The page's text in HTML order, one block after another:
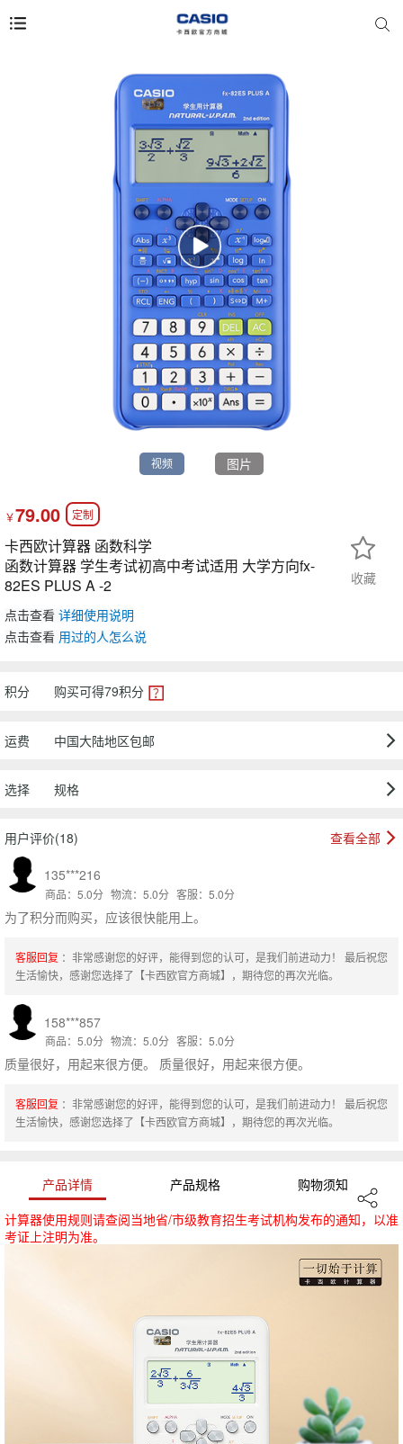
视频 图片
￥79.00 定制
卡西欧计算器 函数科学
函数计算器 学生考试初高中考试适用 大学方向fx-
82ES PLUS A -2
点击查看 详细使用说明
点击查看 用过的人怎么说
收藏
积分 购买可得79积分
运费 中国大陆地区包邮
选择 规格
用户评价(18) 查看全部
135***216
商品：5.0分 物流：5.0分 客服：5.0分
为了积分而购买，应该很快能用上。
客服回复 ：非常感谢您的好评，能得到您的认可，是我们前进动力！ 最后祝您
生活愉快，感谢您选择了【卡西欧官方商城】，期待您的再次光临。
158***857
商品：5.0分 物流：5.0分 客服：5.0分
质量很好，用起来很方便。 质量很好，用起来很方便。
客服回复 ：非常感谢您的好评，能得到您的认可，是我们前进动力！ 最后祝您
生活愉快，感谢您选择了【卡西欧官方商城】，期待您的再次光临。
产品详情 产品规格
购物须知
计算器使用规则请查阅当地省/市级教育招生考试机构发布的通知，以准
考证上注明为准。